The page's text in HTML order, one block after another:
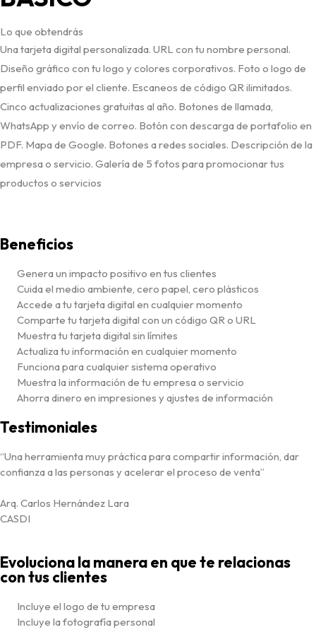
Lo que obtendrás
Una tarjeta digital personalizada. URL con tu nombre personal.
Diseño gráfico con tu logo y colores corporativos. Foto o logo de
perfil enviado por el cliente. Escaneos de código QR ilimitados.
Cinco actualizaciones gratuitas al año. Botones de llamada,
WhatsApp y envío de correo. Botón con descarga de portafolio en
PDF. Mapa de Google. Botones a redes sociales. Descripción de la
empresa o servicio. Galería de 5 fotos para promocionar tus
productos o servicios
Beneficios
Genera un impacto positivo en tus clientes
Cuida el medio ambiente, cero papel, cero plásticos
Accede a tu tarjeta digital en cualquier momento
Comparte tu tarjeta digital con un código QR o URL
Muestra tu tarjeta digital sin límites
Actualiza tu información en cualquier momento
Funciona para cualquier sistema operativo
Muestra la información de tu empresa o servicio
Ahorra dinero en impresiones y ajustes de información
Testimoniales
“Una herramienta muy práctica para compartir información, dar
confianza a las personas y acelerar el proceso de venta”
Arq. Carlos Hernández Lara
CASDI
Evoluciona la manera en que te relacionas
con tus clientes
Incluye el logo de tu empresa
Incluye la fotografía personal